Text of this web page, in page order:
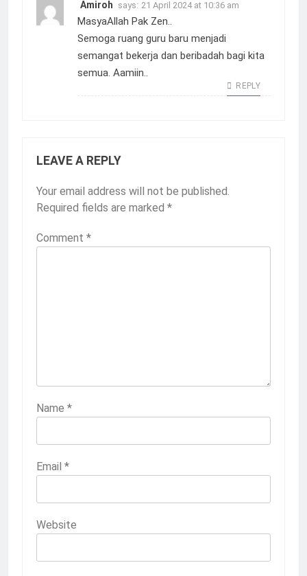
Amiroh says: 21 April 2024 at 10:36 am
MasyaAllah Pak Zen..
Semoga ruang guru baru menjadi
semangat bekerja dan beribadah bagi kita
semua. Aamiin..
REPLY
LEAVE A REPLY
Your email address will not be published.
Required fields are marked *
Comment *
Name *
Email *
Website
Orangtua untuk Sukseskan PKL
Surabaya
Surabaya